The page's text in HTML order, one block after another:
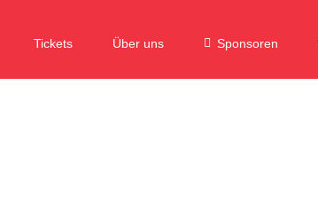
Tickets Über uns Sponsoren